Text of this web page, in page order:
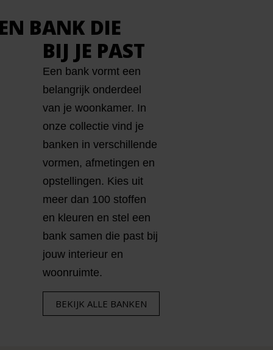
BANK DIE
BIJ JE PAST
Een bank vormt een
belangrijk onderdeel
van je woonkamer. In
onze collectie vind je
banken in verschillende
vormen, afmetingen en
opstellingen. Kies uit
meer dan 100 stoffen
en kleuren en stel een
bank samen die past bij
jouw interieur en
woonruimte.
BEKIJK ALLE BANKEN